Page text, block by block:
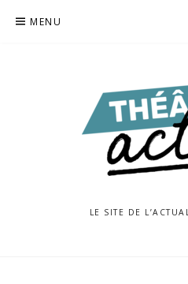
MENU
LE SITE DE